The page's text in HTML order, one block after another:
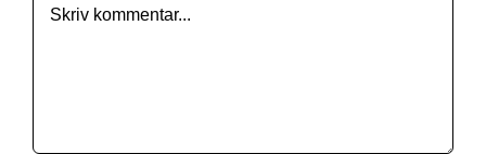
Comment